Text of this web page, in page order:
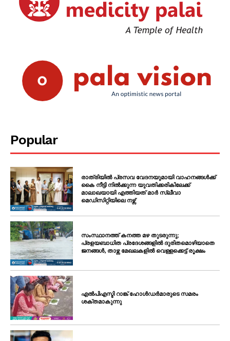
Popular
രാത്രിയിൽ പ്രസവ വേദനയുമായി വാഹനങ്ങൾക്ക്
കൈ നീട്ടി നിൽക്കുന്ന യുവതിക്കരികിലേക്ക്
മാലാഖയായി എത്തിയത് മാർ സ്ലീവാ
മെഡിസിറ്റിയിലെ നഴ്സ്
സംസ്ഥാനത്ത് കനത്ത മഴ തുടരുന്നു;
പ്രളയബാധിത പ്രദേശങ്ങളിൽ ദുരിതമൊഴിയാതെ
ജനങ്ങൾ, താഴ്ന്ന മേഖലകളിൽ വെള്ളക്കെട്ട് രൂക്ഷം
എൽപിഎസ്ടി റാങ്ക് ഹോൾഡർമാരുടെ സമരം
ശക്തമാകുന്നു